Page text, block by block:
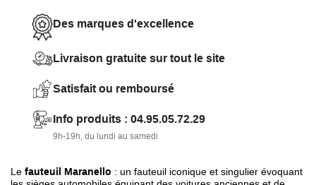
Des marques d'excellence
Livraison gratuite sur tout le site
Satisfait ou remboursé
Info produits : 04.95.05.72.29
9h-19h, du lundi au samedi
Le fauteuil Maranello : un fauteuil iconique et singulier évoquant